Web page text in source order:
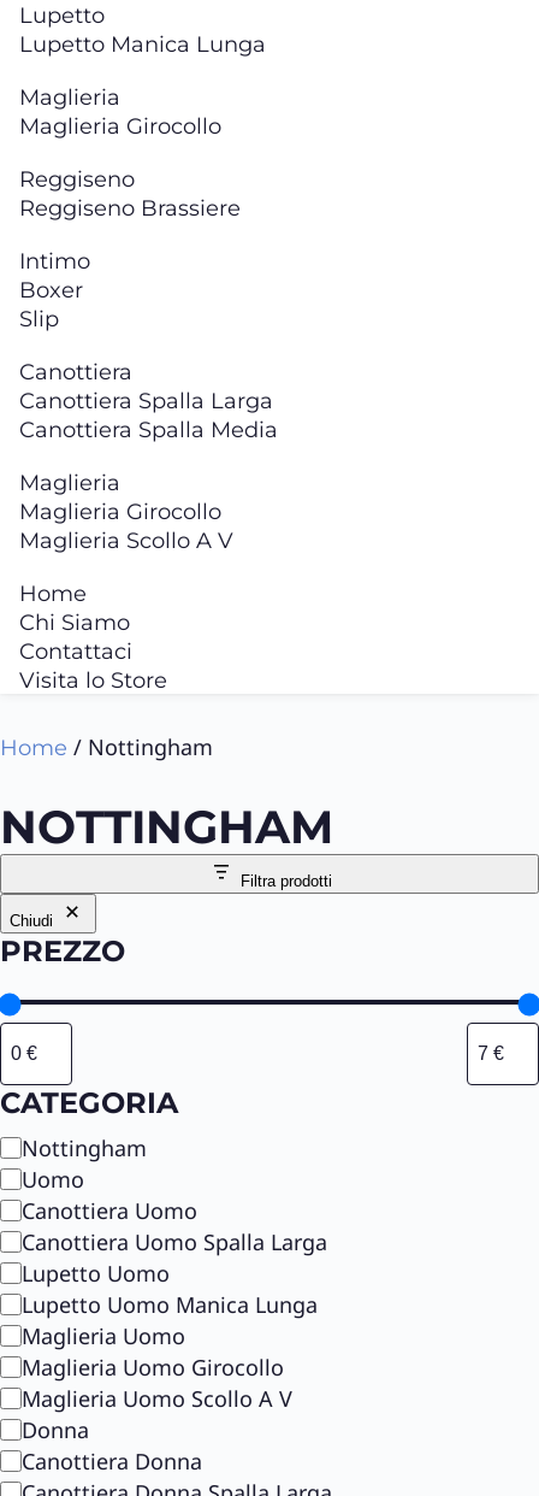
Lupetto
Lupetto Manica Lunga
Maglieria
Maglieria Girocollo
Reggiseno
Reggiseno Brassiere
Intimo
Boxer
Slip
Canottiera
Canottiera Spalla Larga
Canottiera Spalla Media
Maglieria
Maglieria Girocollo
Maglieria Scollo A V
Home
Chi Siamo
Contattaci
Visita lo Store
Home / Nottingham
NOTTINGHAM
Filtra prodotti
Chiudi
PREZZO
CATEGORIA
C
a
t
e
g
o
r
i
a
Nottingham
Uomo
Canottiera Uomo
Canottiera Uomo Spalla Larga
Lupetto Uomo
Lupetto Uomo Manica Lunga
Maglieria Uomo
Maglieria Uomo Girocollo
Maglieria Uomo Scollo A V
Donna
Canottiera Donna